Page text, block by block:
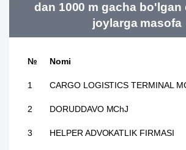
dan 1000 m gacha bo'lgan
joylarga masofa
№ Nomi
1 CARGO LOGISTICS TERMINAL
2 DORUDDAVO MChJ
3 HELPER ADVOKATLIK FIRMASI